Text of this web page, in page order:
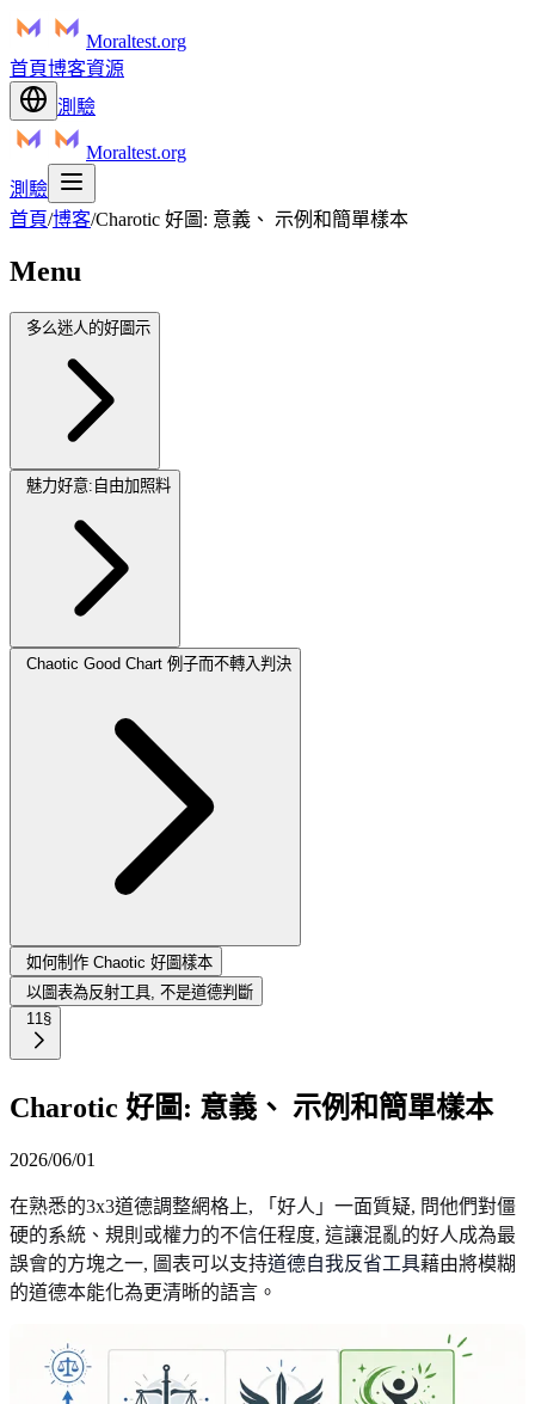
Moraltest.org
首頁博客資源
測驗
Moraltest.org
測驗
首頁/博客/Charotic 好圖: 意義、 示例和簡單樣本
Menu
多么迷人的好圖示
魅力好意:自由加照料
Chaotic Good Chart 例子而不轉入判決
如何制作 Chaotic 好圖樣本
以圖表為反射工具, 不是道德判斷
11§
Charotic 好圖: 意義、 示例和簡單樣本
2026/06/01
在熟悉的3x3道德調整網格上, 「好人」一面質疑, 問他們對僵
硬的系統、規則或權力的不信任程度, 這讓混亂的好人成為最
誤會的方塊之一, 圖表可以支持道德自我反省工具藉由將模糊
的道德本能化為更清晰的語言。